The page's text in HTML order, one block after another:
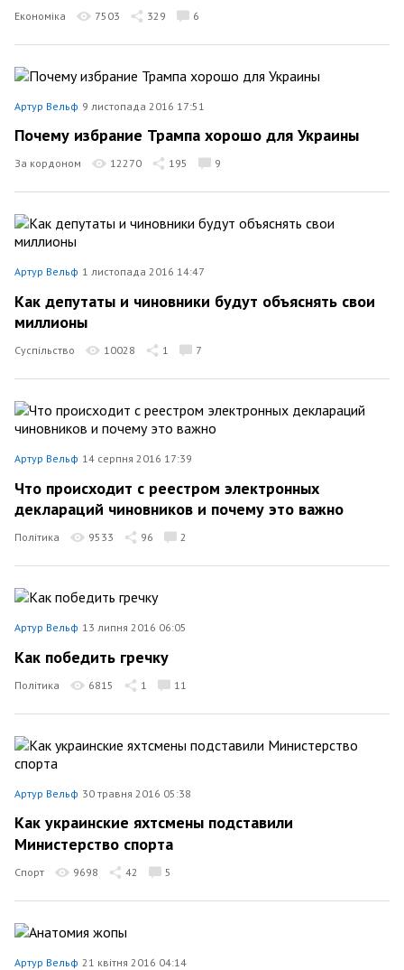
Економіка 7503 329 6
Артур Вельф 9 листопада 2016 17:51
Почему избрание Трампа хорошо для Украины
За кордоном 12270 195 9
Артур Вельф 1 листопада 2016 14:47
Как депутаты и чиновники будут объяснять свои
миллионы
Суспільство 10028 1 7
Артур Вельф 14 серпня 2016 17:39
Что происходит с реестром электронных
деклараций чиновников и почему это важно
Політика 9533 96 2
Артур Вельф 13 липня 2016 06:05
Как победить гречку
Політика 6815 1 11
Артур Вельф 30 травня 2016 05:38
Как украинские яхтсмены подставили
Министерство спорта
Спорт 9698 42 5
Артур Вельф 21 квітня 2016 04:14